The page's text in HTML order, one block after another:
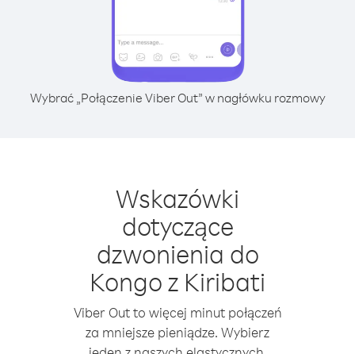
Wybrać „Połączenie Viber Out” w nagłówku rozmowy
Wskazówki
dotyczące
dzwonienia do
Kongo z Kiribati
Viber Out to więcej minut połączeń
za mniejsze pieniądze. Wybierz